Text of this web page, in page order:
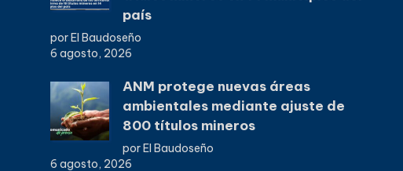
país
por El Baudoseño
6 agosto, 2026
ANM protege nuevas áreas
ambientales mediante ajuste de
800 títulos mineros
por El Baudoseño
6 agosto, 2026